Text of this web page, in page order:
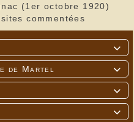
(1er octobre 1920)
commentées


de Martel

